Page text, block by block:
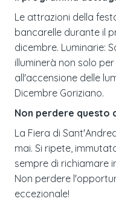
Le attrazioni della
bancarelle durante il
dicembre. Luminarie:
illuminerà non solo
all'accensione delle
Dicembre Goriziano.
Non perdere questo
La Fiera di
mai. Si ripete,
sempre di richiamare
Non perdere
eccezionale!